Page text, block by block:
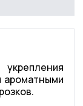
ароматными